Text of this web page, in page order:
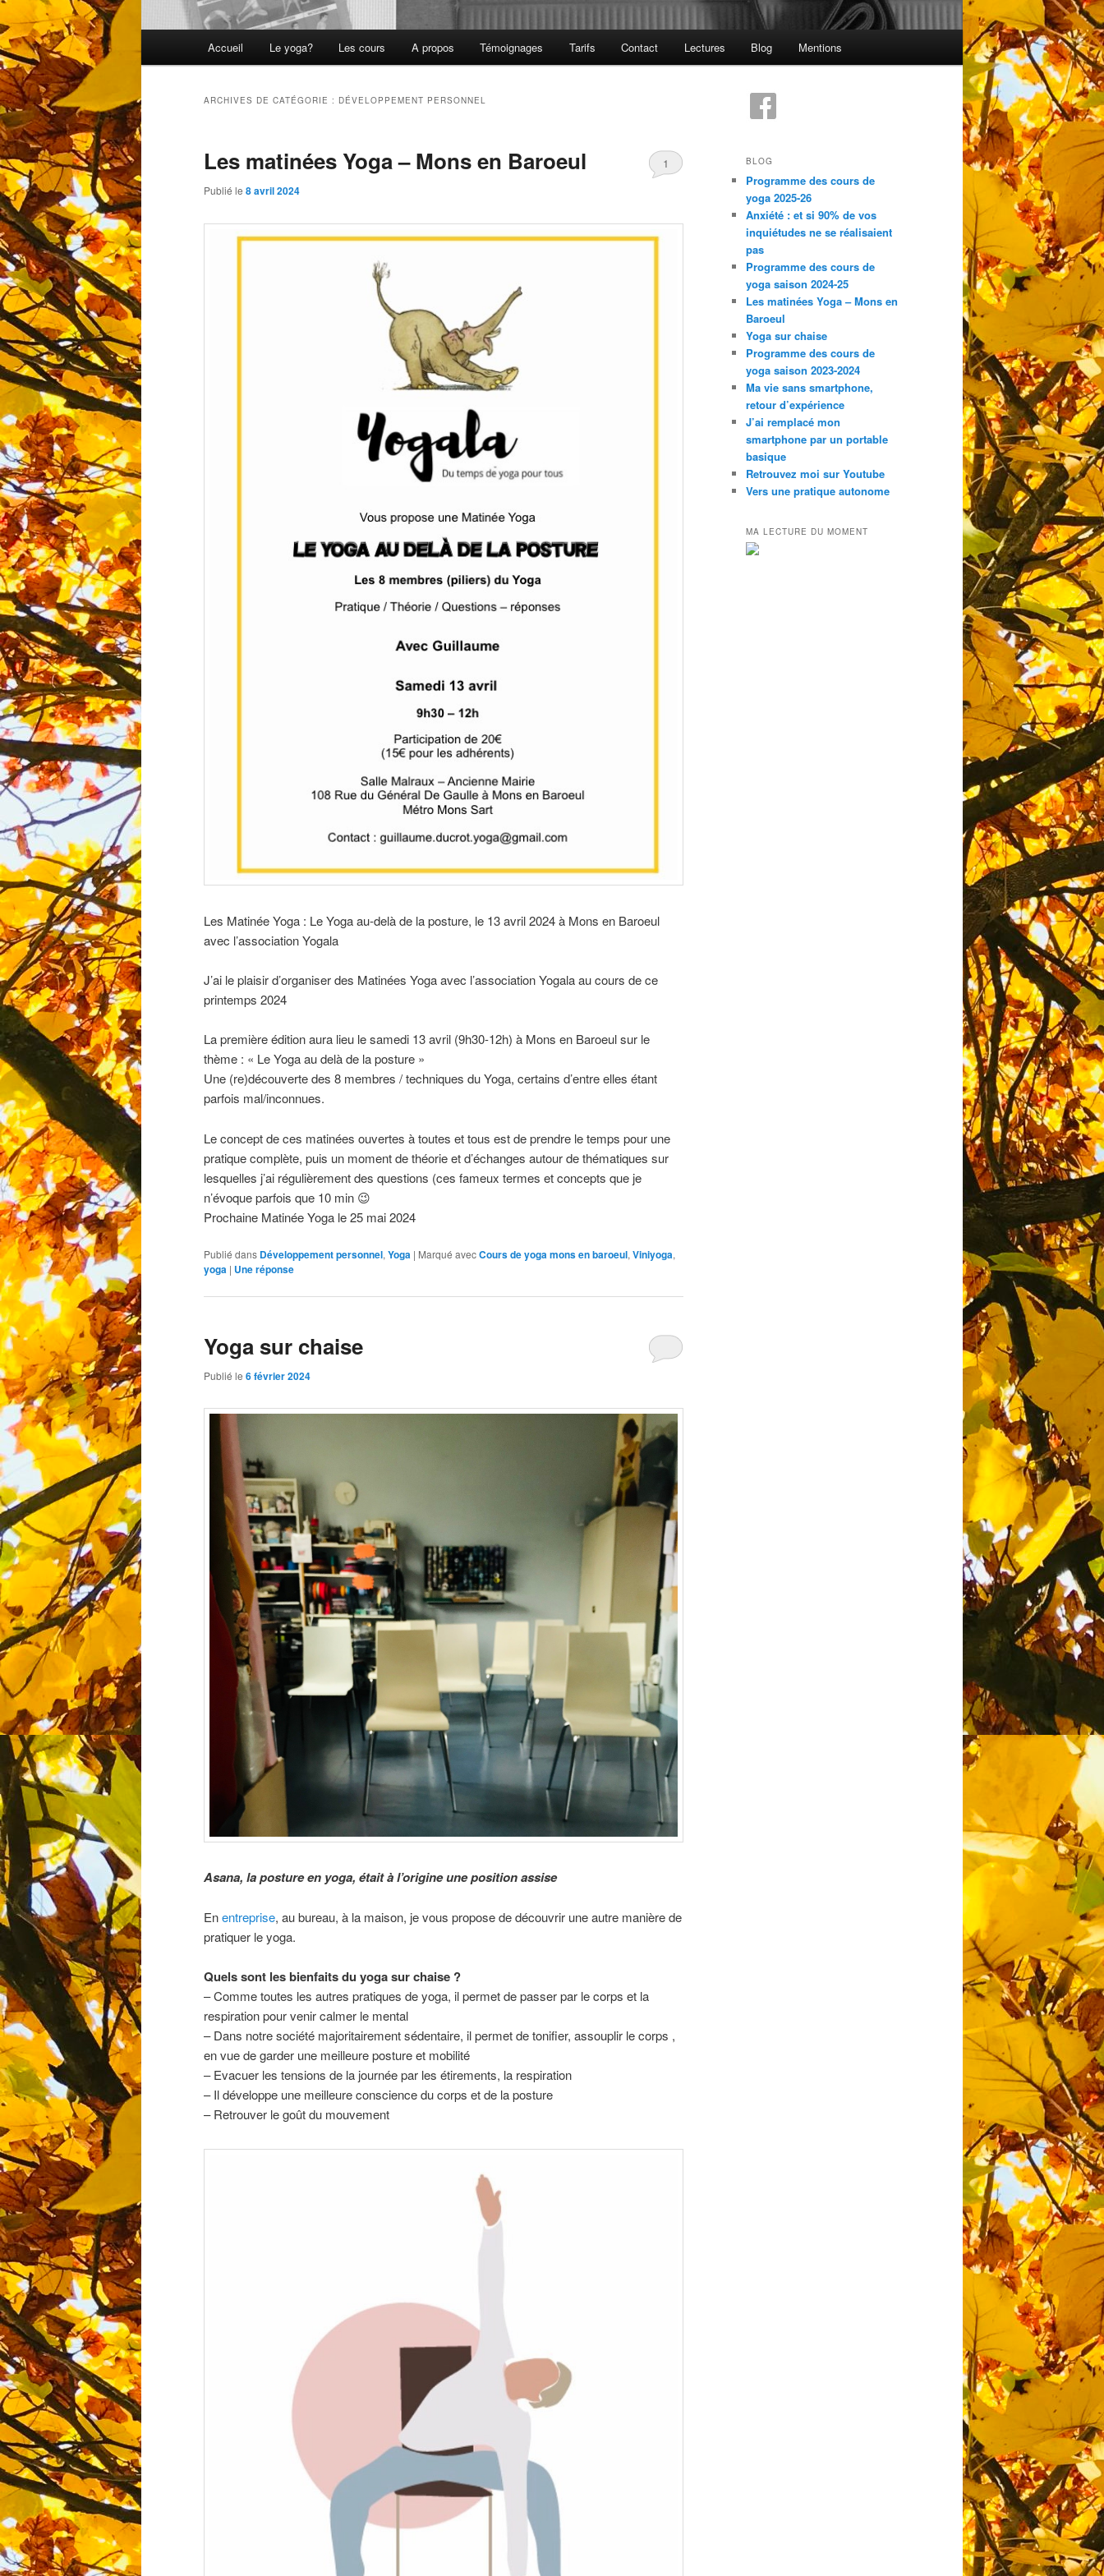
Accueil Le yoga? Les cours A propos Témoignages Tarifs Contact Lectures Blog Mentions
ARCHIVES DE CATÉGORIE : DÉVELOPPEMENT PERSONNEL
Les matinées Yoga – Mons en Baroeul
Publié le 8 avril 2024
1
Les Matinée Yoga : Le Yoga au-delà de la posture, le 13 avril 2024 à Mons en Baroeul
avec l’association Yogala
J’ai le plaisir d’organiser des Matinées Yoga avec l’association Yogala au cours de ce
printemps 2024
La première édition aura lieu le samedi 13 avril (9h30-12h) à Mons en Baroeul sur le
thème : « Le Yoga au delà de la posture »
Une (re)découverte des 8 membres / techniques du Yoga, certains d’entre elles étant
parfois mal/inconnues.
Le concept de ces matinées ouvertes à toutes et tous est de prendre le temps pour une
pratique complète, puis un moment de théorie et d’échanges autour de thématiques sur
lesquelles j’ai régulièrement des questions (ces fameux termes et concepts que je
n’évoque parfois que 10 min 😉
Prochaine Matinée Yoga le 25 mai 2024
Publié dans Développement personnel, Yoga | Marqué avecCours de yoga mons en baroeul, Viniyoga,
yoga | Uneréponse
Yoga sur chaise
Publié le 6 février 2024
Asana, la posture en yoga, était à l’origine une position assise
Enentreprise, au bureau, à la maison, je vous propose de découvrir une autre manière de
pratiquer le yoga.
Quels sont les bienfaits du yoga sur chaise ?
– Comme toutes les autres pratiques de yoga, il permet de passer par le corps et la
respiration pour venir calmer le mental
– Dans notre société majoritairement sédentaire, il permet de tonifier, assouplir le corps ,
en vue de garder une meilleure posture et mobilité
– Evacuer les tensions de la journée par les étirements, la respiration
– Il développe une meilleure conscience du corps et de la posture
– Retrouver le goût du mouvement
BLOG
Programme des cours de
yoga 2025-26
Anxiété : et si 90% de vos
inquiétudes ne se réalisaient
pas
Programme des cours de
yoga saison 2024-25
Les matinées Yoga – Mons en
Baroeul
Yoga sur chaise
Programme des cours de
yoga saison 2023-2024
Ma vie sans smartphone,
retour d’expérience
J’ai remplacé mon
smartphone par un portable
basique
Retrouvez moi sur Youtube
Vers une pratique autonome
MA LECTURE DU MOMENT